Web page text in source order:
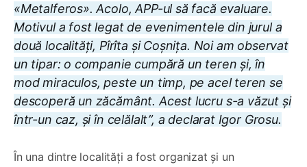
«Metalferos». Acolo, APP-ul să facă evaluare.
Motivul a fost legat de evenimentele din jurul a
două localități, Pîrîta și Coșnița. Noi am observat
un tipar: o companie cumpără un teren și, în
mod miraculos, peste un timp, pe acel teren se
descoperă un zăcământ. Acest lucru s-a văzut și
într-un caz, și în celălalt”, a declarat Igor Grosu.
În una dintre localități a fost organizat și un